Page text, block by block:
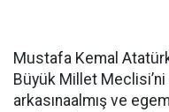
Mustafa Kemal
Büyük Millet
arkasınaalmış ve